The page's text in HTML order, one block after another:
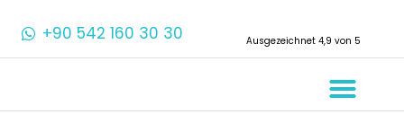
+90 542 160 30 30 Ausgezeichnet 4,9 von 5